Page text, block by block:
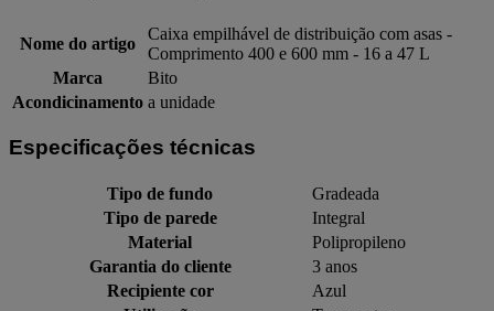
Nome do artigo
Caixa empilhável de distribuição com asas -
Comprimento 400 e 600 mm - 16 a 47 L
Marca
Bito
Acondicinamento a unidade
Especificações técnicas
Tipo de fundo
Gradeada
Tipo de parede
Integral
Material
Polipropileno
Garantia do cliente
3 anos
Recipiente cor
Azul